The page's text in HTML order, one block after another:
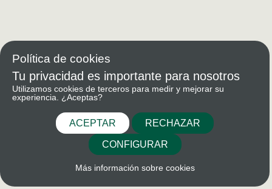
Política de cookies
Tu privacidad es importante para nosotros
Utilizamos cookies de terceros para medir y mejorar su
experiencia. ¿Aceptas?
ACEPTAR RECHAZAR
CONFIGURAR
Más información sobre cookies